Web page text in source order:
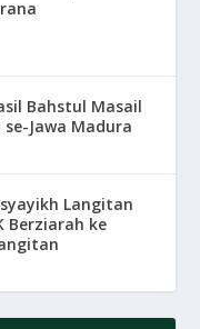
Bahstul Masail
Jawa Madura
Langitan
Berziarah ke